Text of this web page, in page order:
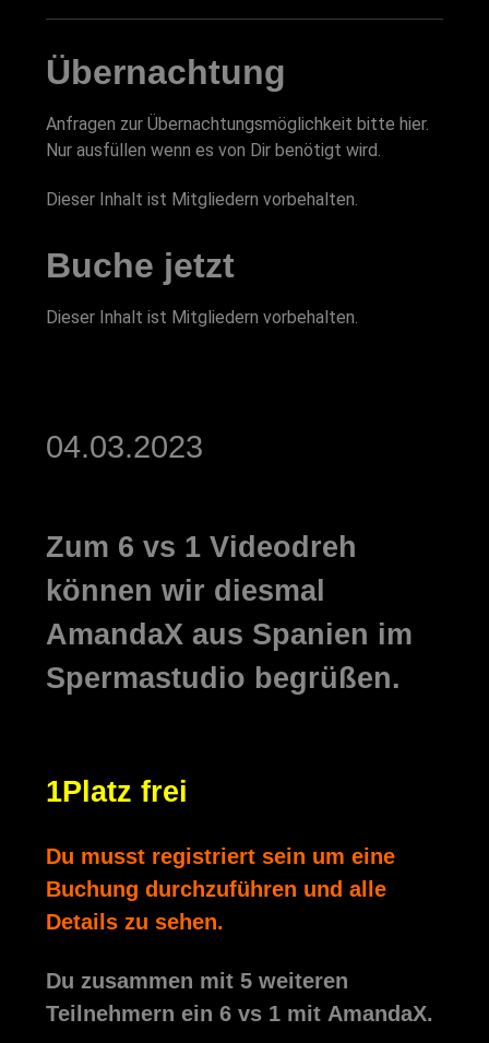
Übernachtung
Anfragen zur Übernachtungsmöglichkeit bitte hier.
Nur ausfüllen wenn es von Dir benötigt wird.
Dieser Inhalt ist Mitgliedern vorbehalten.
Buche jetzt
Dieser Inhalt ist Mitgliedern vorbehalten.
04.03.2023
Zum 6 vs 1 Videodreh
können wir diesmal
AmandaX aus Spanien im
Spermastudio begrüßen.
1Platz frei
Du musst registriert sein um eine
Buchung durchzuführen und alle
Details zu sehen.
Du zusammen mit 5 weiteren
Teilnehmern ein 6 vs 1 mit AmandaX.